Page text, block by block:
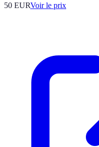
50 EURVoir le prix